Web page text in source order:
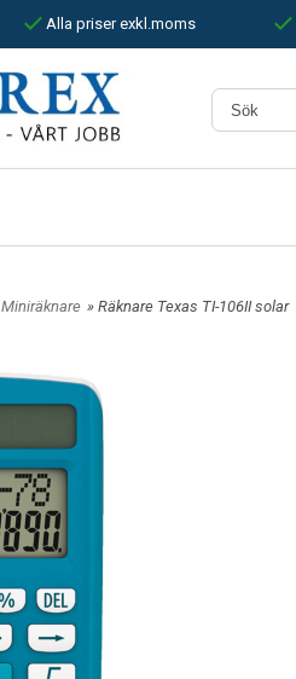
Alla priser exkl.moms
Miniräknare » Räknare Texas TI-106II solar